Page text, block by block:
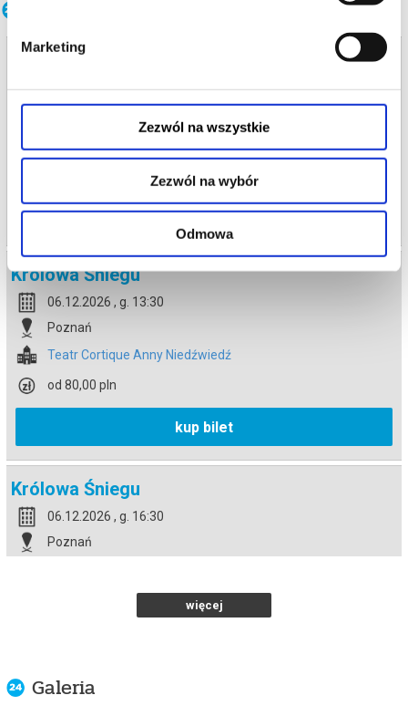
Marketing
Zezwól na wszystkie
Zezwól na wybór
Odmowa
Królowa Śniegu
06.12.2026 , g. 11:00
kup bilet
Królowa Śniegu
06.12.2026 , g. 13:30
Poznań
Teatr Cortique Anny Niedźwiedź
od 80,00 pln
kup bilet
Królowa Śniegu
06.12.2026 , g. 16:30
Poznań
Królowa Śniegu
więcej
Galeria